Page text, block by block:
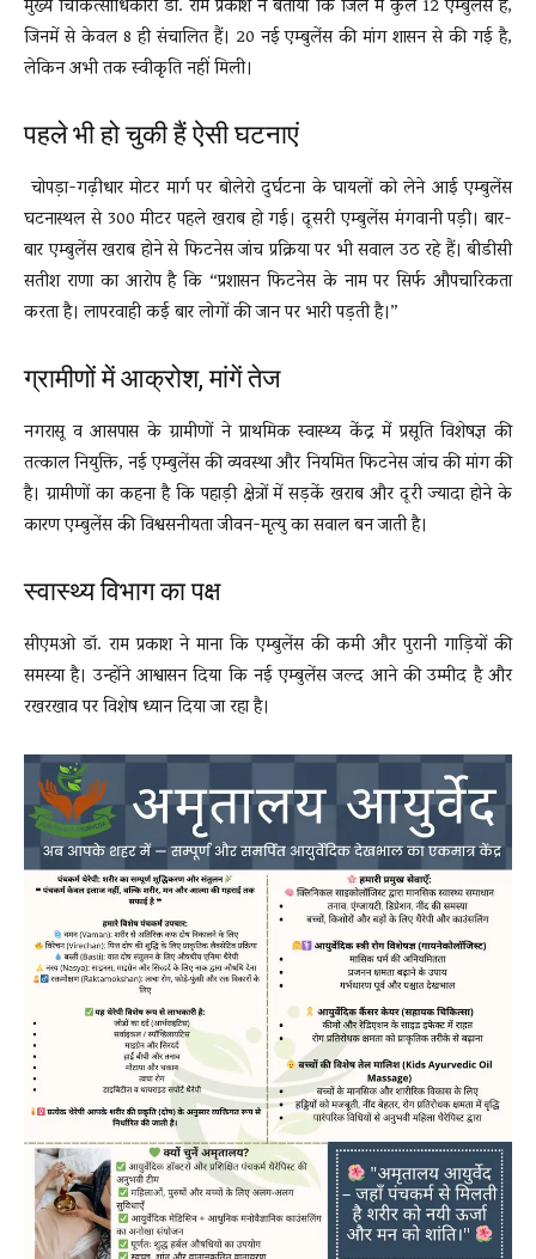
मुख्य चिकित्साधिकारी डॉ. राम प्रकाश ने बताया कि जिले में कुल 12 एम्बुलेंस हैं,
जिनमें से केवल 8 ही संचालित हैं। 20 नई एम्बुलेंस की मांग शासन से की गई है,
लेकिन अभी तक स्वीकृति नहीं मिली।
पहले भी हो चुकी हैं ऐसी घटनाएं
चोपड़ा-गढ़ीधार मोटर मार्ग पर बोलेरो दुर्घटना के घायलों को लेने आई एम्बुलेंस
घटनास्थल से 300 मीटर पहले खराब हो गई। दूसरी एम्बुलेंस मंगवानी पड़ी। बार-
बार एम्बुलेंस खराब होने से फिटनेस जांच प्रक्रिया पर भी सवाल उठ रहे हैं। बीडीसी
सतीश राणा का आरोप है कि “प्रशासन फिटनेस के नाम पर सिर्फ औपचारिकता
करता है। लापरवाही कई बार लोगों की जान पर भारी पड़ती है।”
ग्रामीणों में आक्रोश, मांगें तेज
नगरासू व आसपास के ग्रामीणों ने प्राथमिक स्वास्थ्य केंद्र में प्रसूति विशेषज्ञ की
तत्काल नियुक्ति, नई एम्बुलेंस की व्यवस्था और नियमित फिटनेस जांच की मांग की
है। ग्रामीणों का कहना है कि पहाड़ी क्षेत्रों में सड़कें खराब और दूरी ज्यादा होने के
कारण एम्बुलेंस की विश्वसनीयता जीवन-मृत्यु का सवाल बन जाती है।
स्वास्थ्य विभाग का पक्ष
सीएमओ डॉ. राम प्रकाश ने माना कि एम्बुलेंस की कमी और पुरानी गाड़ियों की
समस्या है। उन्होंने आश्वासन दिया कि नई एम्बुलेंस जल्द आने की उम्मीद है और
रखरखाव पर विशेष ध्यान दिया जा रहा है।